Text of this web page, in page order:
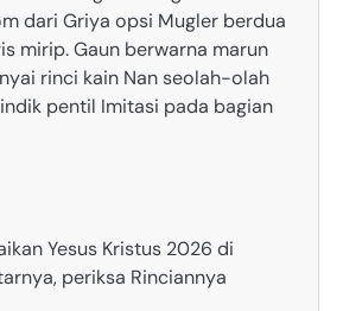
dari Griya opsi Mugler berdua
mirip. Gaun berwarna marun
rinci kain Nan seolah-olah
pentil Imitasi pada bagian
Yesus Kristus 2026 di
periksa Rinciannya